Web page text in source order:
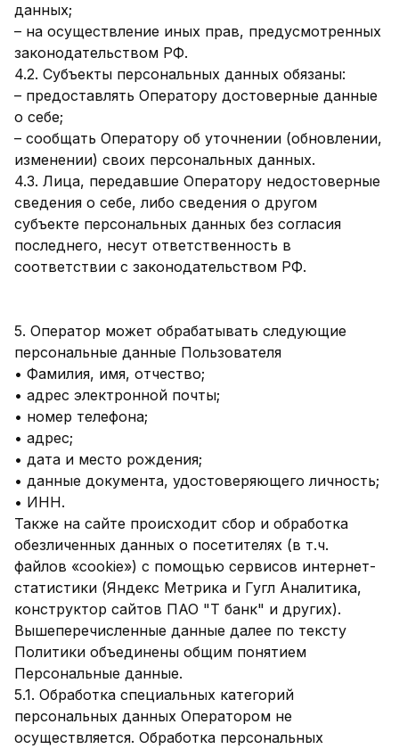
данных;
– на осуществление иных прав, предусмотренных
законодательством РФ.
4.2. Субъекты персональных данных обязаны:
– предоставлять Оператору достоверные данные
о себе;
– сообщать Оператору об уточнении (обновлении,
изменении) своих персональных данных.
4.3. Лица, передавшие Оператору недостоверные
сведения о себе, либо сведения о другом
субъекте персональных данных без согласия
последнего, несут ответственность в
соответствии с законодательством РФ.
5. Оператор может обрабатывать следующие
персональные данные Пользователя
• Фамилия, имя, отчество;
• адрес электронной почты;
• номер телефона;
• адрес;
• дата и место рождения;
• данные документа, удостоверяющего личность;
• ИНН.
Также на сайте происходит сбор и обработка
обезличенных данных о посетителях (в т.ч.
файлов «cookie») с помощью сервисов интернет-
статистики (Яндекс Метрика и Гугл Аналитика,
конструктор сайтов ПАО "Т банк" и других).
Вышеперечисленные данные далее по тексту
Политики объединены общим понятием
Персональные данные.
5.1. Обработка специальных категорий
персональных данных Оператором не
осуществляется. Обработка персональных